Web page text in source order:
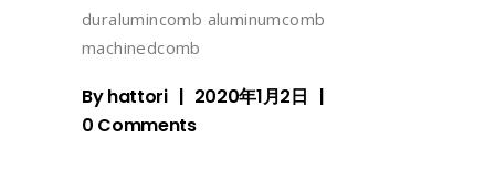
duralumincomb aluminumcomb
machinedcomb
Byhattori
2020年1月2日
0 Comments